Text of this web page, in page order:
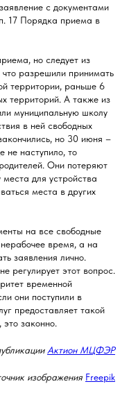
с документами
17 Порядка приема в
но следует из
разрешили принимать
территории, раньше 6
территорий. А также из
муниципальную школу
в ней свободных
но 30 июня –
не наступило, то
Они потеряют
для устройства
места в других
на все свободные
время, а на
заявления лично.
регулирует этот вопрос.
временной
они поступили в
предоставляет такой
законно.
Актион МЦФЭР
изображения Freepik